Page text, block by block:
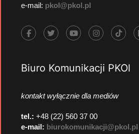
e-mail: pkol@pkol.pl
Biuro Komunikacji PKOl
kontakt wyłącznie dla mediów
tel.: +48 (22) 560 37 00
e-mail: biurokomunikacji@pkol.pl